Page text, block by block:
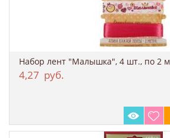
Набор лент "Малышка", 4 шт., по 2 м
4,27 руб.